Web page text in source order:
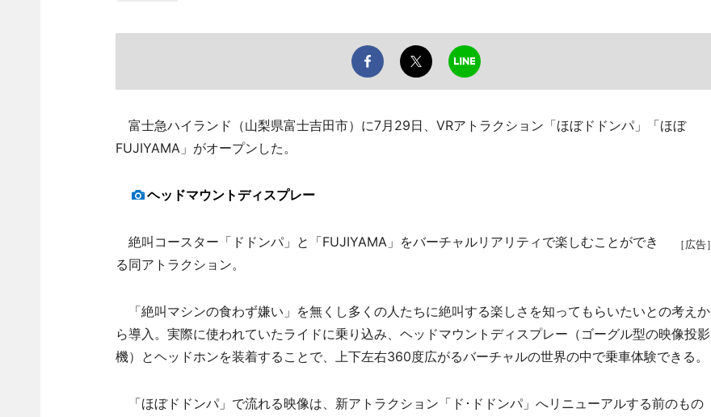
富士急ハイランド（山梨県富士吉田市）に7月29日、VRアトラクション「ほぼドドンパ」「ほぼ
FUJIYAMA」がオープンした。
ヘッドマウントディスプレー
［広告］
絶叫コースター「ドドンパ」と「FUJIYAMA」をバーチャルリアリティで楽しむことができ
る同アトラクション。
「絶叫マシンの食わず嫌い」を無くし多くの人たちに絶叫する楽しさを知ってもらいたいとの考えか
ら導入。実際に使われていたライドに乗り込み、ヘッドマウントディスプレー（ゴーグル型の映像投影
機）とヘッドホンを装着することで、上下左右360度広がるバーチャルの世界の中で乗車体験できる。
「ほぼドドンパ」で流れる映像は、新アトラクション「ド･ドドンパ」へリニューアルする前のもの